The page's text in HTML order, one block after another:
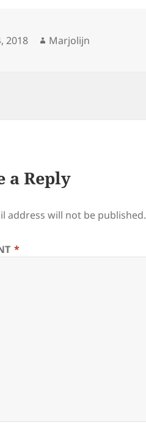
2018 Author
Marjolijn
a Reply
address will not be published.
*